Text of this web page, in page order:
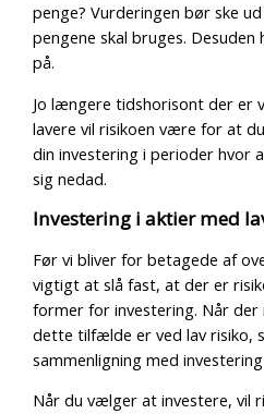
penge? Vurderingen bør ske
pengene skal bruges. Desuden
på.
Jo længere tidshorisont der er
lavere vil risikoen være for at
din investering i perioder hvor
sig nedad.
Investering i aktier med
Før vi bliver for betagede af
vigtigt at slå fast, at der er
former for investering. Når
dette tilfælde er ved lav risiko,
sammenligning med
Når du vælger at investere, vil